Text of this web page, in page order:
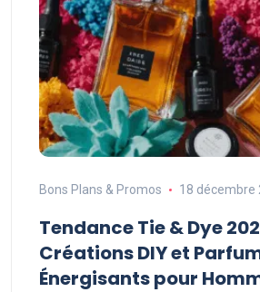
Bons Plans & Promos 18 décembre
Tendance Tie & Dye
Créations DIY et
Énergisants pour